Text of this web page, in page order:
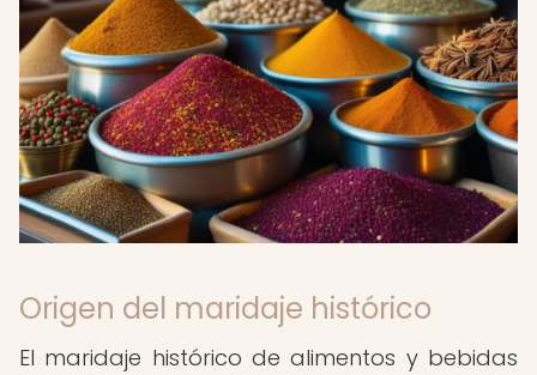
Origen del maridaje histórico
El maridaje histórico de alimentos y bebidas